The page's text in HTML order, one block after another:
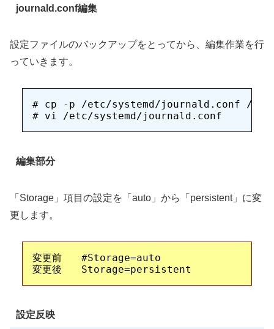
journald.conf編集
設定ファイルのバックアップをとってから、編集作業を行
っていきます。
# cp -p /etc/systemd/journald.conf /etc/
編集部分
「Storage」項目の設定を「auto」から「persistent」に変
更します。
変更前　　#Storage=auto
設定反映